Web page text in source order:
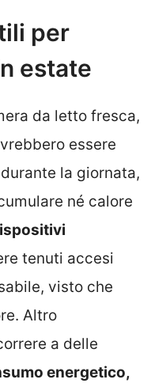
per
estate
da letto fresca,
essere
la giornata,
né calore
tenuti accesi
visto che
Altro
a delle
energetico,